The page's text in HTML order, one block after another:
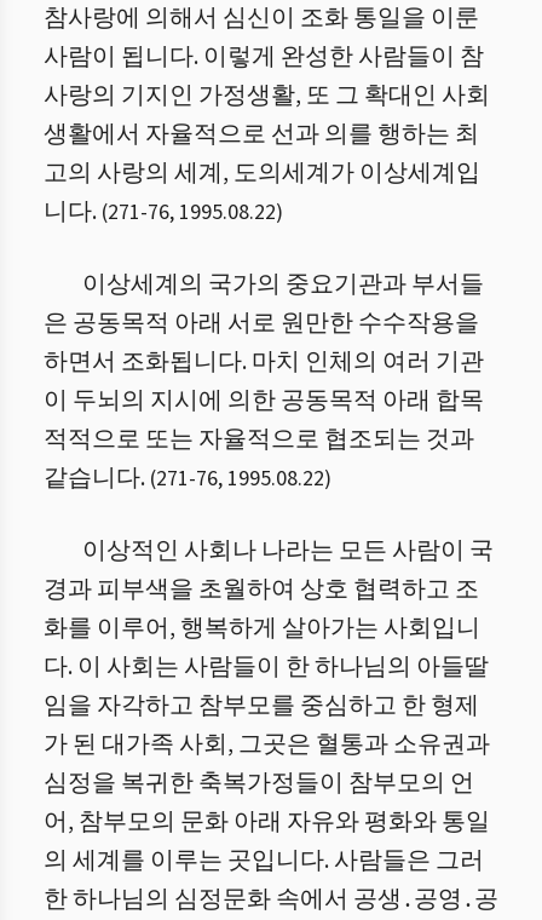
참사랑에 의해서 심신이 조화 통일을 이룬
사람이 됩니다. 이렇게 완성한 사람들이 참
사랑의 기지인 가정생활, 또 그 확대인 사회
생활에서 자율적으로 선과 의를 행하는 최
고의 사랑의 세계, 도의세계가 이상세계입
니다. (271-76, 1995.08.22)
이상세계의 국가의 중요기관과 부서들
은 공동목적 아래 서로 원만한 수수작용을
하면서 조화됩니다. 마치 인체의 여러 기관
이 두뇌의 지시에 의한 공동목적 아래 합목
적적으로 또는 자율적으로 협조되는 것과
같습니다. (271-76, 1995.08.22)
이상적인 사회나 나라는 모든 사람이 국
경과 피부색을 초월하여 상호 협력하고 조
화를 이루어, 행복하게 살아가는 사회입니
다. 이 사회는 사람들이 한 하나님의 아들딸
임을 자각하고 참부모를 중심하고 한 형제
가 된 대가족 사회, 그곳은 혈통과 소유권과
심정을 복귀한 축복가정들이 참부모의 언
어, 참부모의 문화 아래 자유와 평화와 통일
의 세계를 이루는 곳입니다. 사람들은 그러
한 하나님의 심정문화 속에서 공생․공영․공